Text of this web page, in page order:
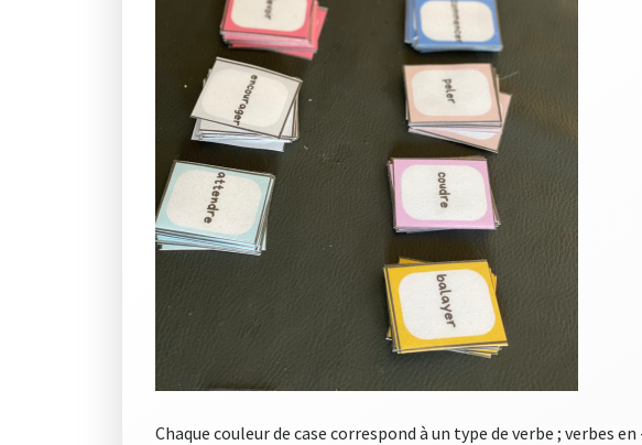
Chaque couleur de case correspond à un type de verbe ; verbes